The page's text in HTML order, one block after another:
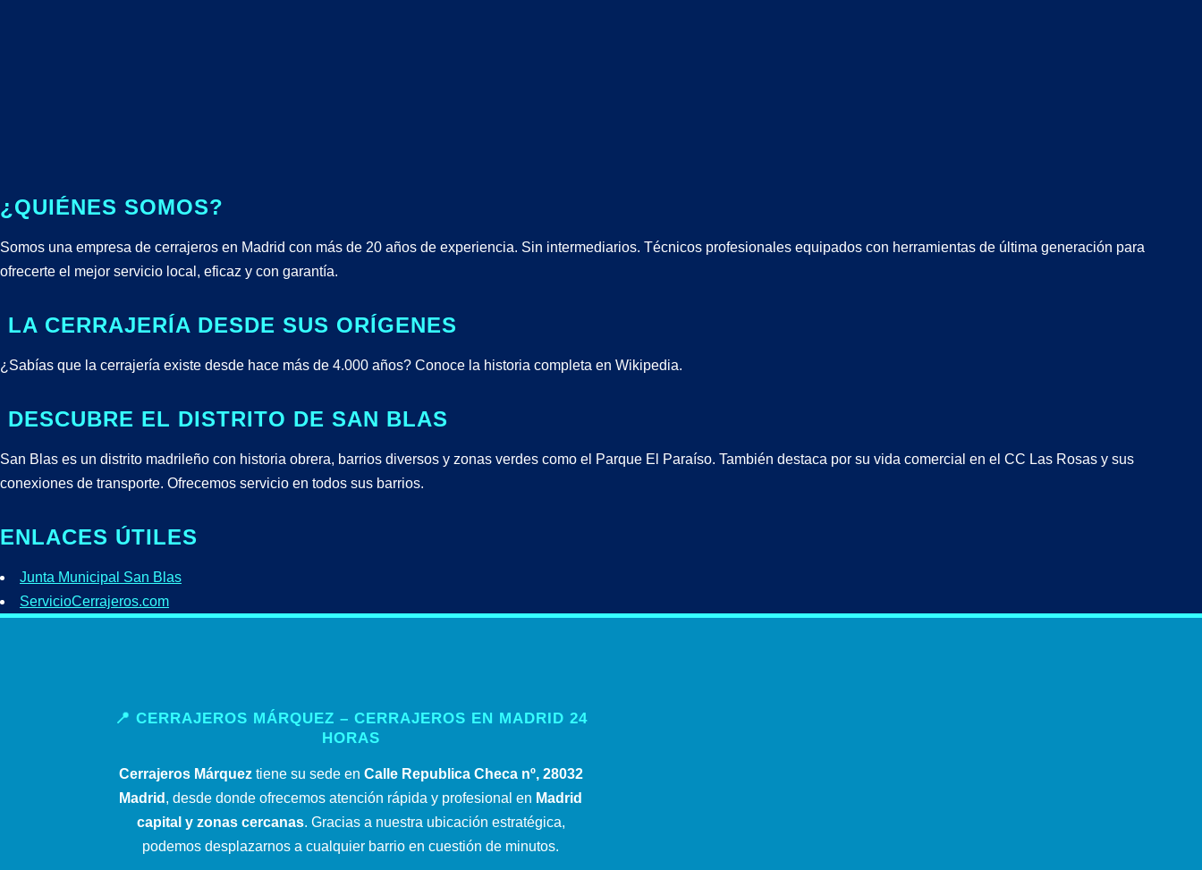
¿QUIÉNES SOMOS?
Somos una empresa de cerrajeros en Madrid con más de 20 años de experiencia. Sin intermediarios. Técnicos profesionales equipados con herramientas de última generación para
ofrecerte el mejor servicio local, eficaz y con garantía.
️ LA CERRAJERÍA DESDE SUS ORÍGENES
¿Sabías que la cerrajería existe desde hace más de 4.000 años? Conoce la historia completa en Wikipedia.
️ DESCUBRE EL DISTRITO DE SAN BLAS
San Blas es un distrito madrileño con historia obrera, barrios diversos y zonas verdes como el Parque El Paraíso. También destaca por su vida comercial en el CC Las Rosas y sus
conexiones de transporte. Ofrecemos servicio en todos sus barrios.
ENLACES ÚTILES
Junta Municipal San Blas
ServicioCerrajeros.com
📍 CERRAJEROS MÁRQUEZ – CERRAJEROS EN MADRID 24
HORAS
Cerrajeros Márqueztiene su sede en Calle Republica Checa nº, 28032
Madrid , desde donde ofrecemos atención rápida y profesional en Madrid
capital y zonas cercanas. Gracias a nuestra ubicación estratégica,
podemos desplazarnos a cualquier barrio en cuestión de minutos.